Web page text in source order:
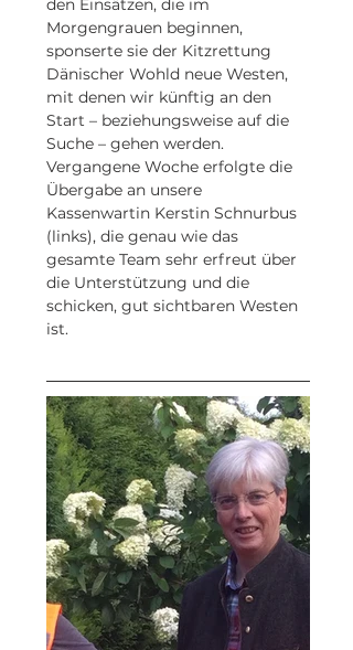
den Einsätzen, die im
Morgengrauen beginnen,
sponserte sie der Kitzrettung
Dänischer Wohld neue Westen,
mit denen wir künftig an den
Start – beziehungsweise auf die
Suche – gehen werden.
Vergangene Woche erfolgte die
Übergabe an unsere
Kassenwartin Kerstin Schnurbus
(links), die genau wie das
gesamte Team sehr erfreut über
die Unterstützung und die
schicken, gut sichtbaren Westen
ist.